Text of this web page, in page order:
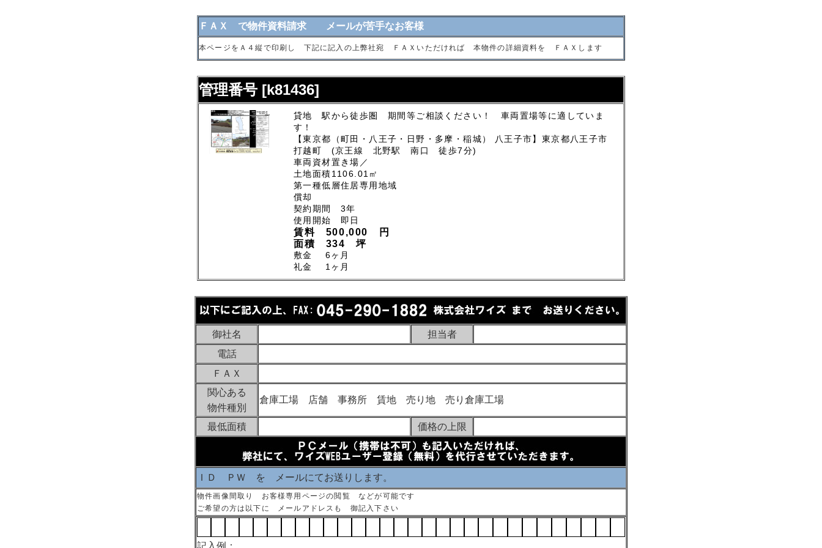
ＦＡＸ で物件資料請求 メールが苦手なお客様
本ページをＡ４縦で印刷し 下記に記入の上弊社宛 ＦＡＸいただければ 本物件の詳細資料を ＦＡＸします
管理番号 [k81436]
貸地 駅から徒歩圏 期間等ご相談ください！ 車両置場等に適していま
す！
【東京都（町田・八王子・日野・多摩・稲城） 八王子市】東京都八王子市
打越町 (京王線 北野駅 南口 徒歩7分)
車両資材置き場／
土地面積1106.01㎡
第一種低層住居専用地域
償却
契約期間 3年
使用開始 即日
賃料 500,000 円
面積 334 坪
敷金 6ヶ月
礼金 1ヶ月
御社名
担当者
電話
ＦＡＸ
関心ある
物件種別
倉庫工場 店舗 事務所 賃地 売り地 売り倉庫工場
最低面積 価格の上限
ＩＤ ＰＷ を メールにてお送りします。
物件画像間取り お客様専用ページの閲覧 などが可能です
ご希望の方は以下に メールアドレスも 御記入下さい
記入例：